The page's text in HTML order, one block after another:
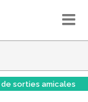
de sorties amicales